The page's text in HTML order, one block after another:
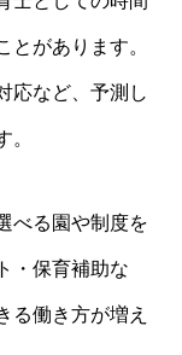
とがあります。
応など、予測し
。
べる園や制度を
・保育補助な
る働き方が増え